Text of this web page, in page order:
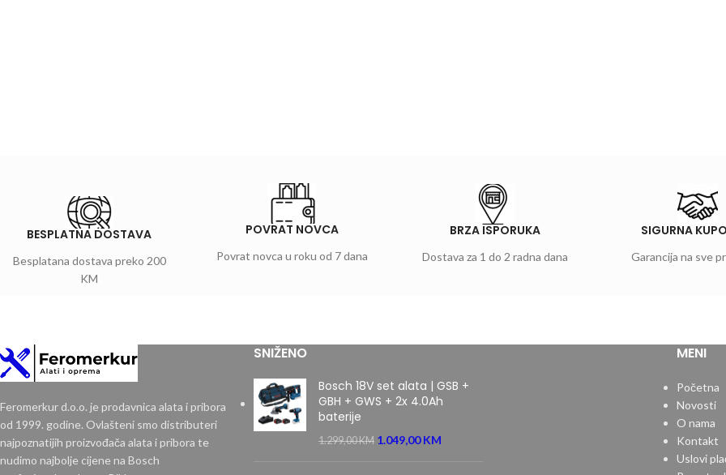
BESPLATNA DOSTAVA
Besplatana dostava preko 200
KM
POVRAT NOVCA
Povrat novca u roku od 7 dana
BRZA ISPORUKA
Dostava za 1 do 2 radna dana
SIGURNA
Garancija na sve
Feromerkur d.o.o. je prodavnica alata i pribora
od 1999. godine. Ovlašteni smo distributeri
najpoznatijih proizvođača alata i pribora te
nudimo najbolje cijene na Bosch
SNIŽENO
Bosch 18V set alata | GSB +
GBH + GWS + 2x 4.0Ah
baterije
1.299,00KM 1.049,00KM
MENI
Početna
Novosti
O nama
Kontakt
Uslovi